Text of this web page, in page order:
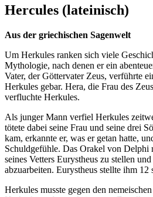
Hercules (lateinisch)
Aus der griechischen Sagenwelt
Um Herkules ranken sich viele
Mythologie, nach denen er ein
Vater, der Göttervater Zeus, verführte
Herkules gebar. Hera, die Frau des
verfluchte Herkules.
Als junger Mann verfiel Herkules
tötete dabei seine Frau und seine drei
kam, erkannte er, was er getan hatte,
Schuldgefühle. Das Orakel von Delphi
seines Vetters Eurystheus zu stellen
abzuarbeiten. Eurystheus stellte ihm 12
Herkules musste gegen den